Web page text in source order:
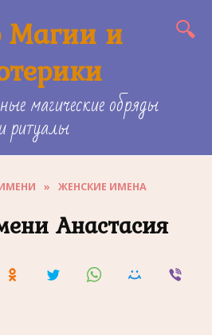
и
магические обряды
и ритуалы
» ЖЕНСКИЕ ИМЕНА
Анастасия